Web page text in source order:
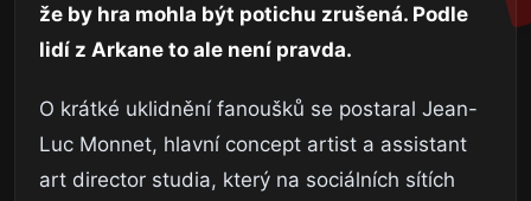
že by hra mohla být potichu zrušená. Podle
lidí z Arkane to ale není pravda.
O krátké uklidnění fanoušků se postaral Jean-
Luc Monnet, hlavní concept artist a assistant
art director studia, který na sociálních sítích